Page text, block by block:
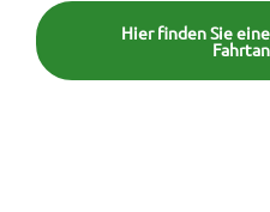
Hier finden Sie